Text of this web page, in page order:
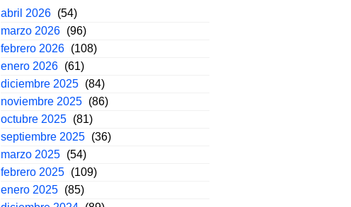
abril 2026 (54)
marzo 2026 (96)
febrero 2026 (108)
enero 2026 (61)
diciembre 2025 (84)
noviembre 2025 (86)
octubre 2025 (81)
septiembre 2025 (36)
marzo 2025 (54)
febrero 2025 (109)
enero 2025 (85)